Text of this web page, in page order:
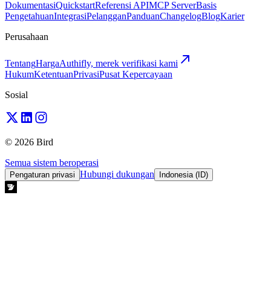
DokumentasiQuickstartReferensi APIMCP ServerBasis
PengetahuanIntegrasiPelangganPanduanChangelogBlogKarier
Perusahaan
TentangHargaAuthifly, merek verifikasi kami
HukumKetentuanPrivasiPusat Kepercayaan
Sosial
© 2026 Bird
Semua sistem beroperasi
Pengaturan privasi Hubungi dukungan Indonesia (ID)